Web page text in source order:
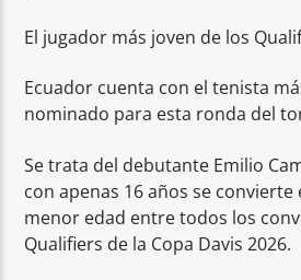
El jugador más joven de los
Ecuador cuenta con el tenista
nominado para esta ronda del
Se trata del debutante Emilio
con apenas 16 años se
menor edad entre todos los
Qualifiers de la Copa Davis 2026.